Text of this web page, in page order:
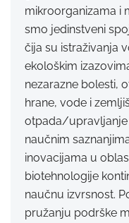
mikroorganizama i
smo jedinstveni
čija su istraživanja
ekološkim
nezarazne bolesti,
hrane, vode i
otpada/upravljanje
naučnim
inovacijama u
biotehnologije
naučnu izvrsnost.
pružanju podrške